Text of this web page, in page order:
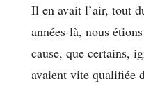
Il en avait l’air, tout
années-là, nous
cause, que certains,
avaient vite qualifiée